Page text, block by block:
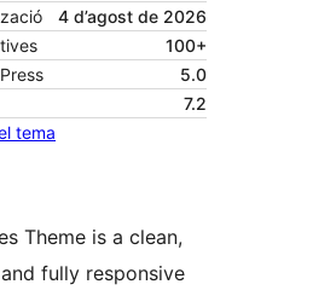
4 d’agost de 2026
100+
5.0
7.2
tema
Theme is a clean,
fully responsive